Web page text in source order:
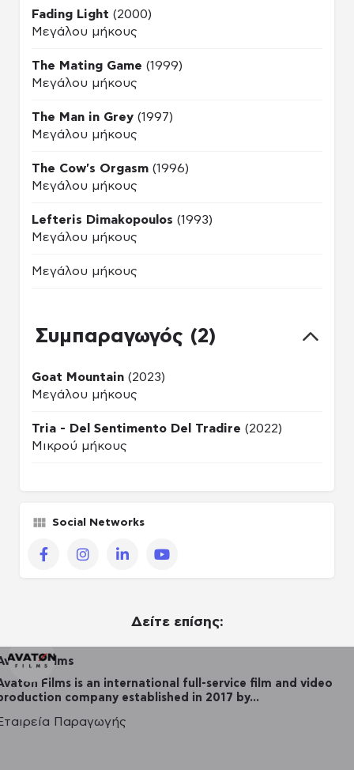
Fading Light (2000)
Μεγάλου μήκους
The Mating Game (1999)
Μεγάλου μήκους
The Man in Grey (1997)
Μεγάλου μήκους
The Cow's Orgasm (1996)
Μεγάλου μήκους
Lefteris Dimakopoulos (1993)
Μεγάλου μήκους
Μεγάλου μήκους
Συμπαραγωγός (2)
Goat Mountain (2023)
Μεγάλου μήκους
Tria - Del Sentimento Del Tradire (2022)
Μικρού μήκους
Social Networks
FacebookInstagramLinkedIn
Δείτε επίσης:
Films
Films is an international full-service film and video
company established in 2017 by…
Παραγωγής